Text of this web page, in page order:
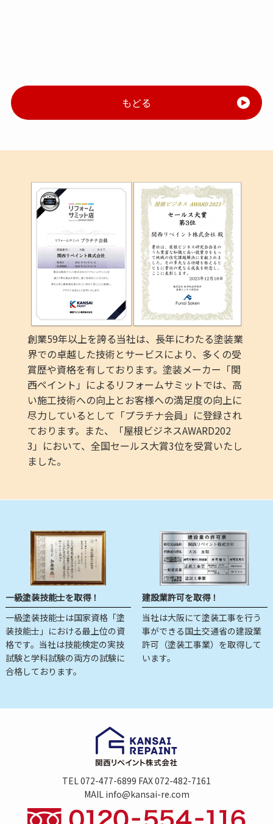
もどる
創業59年以上を誇る当社は、長年にわたる塗装業
界での卓越した技術とサービスにより、多くの受
賞歴や資格を有しております。塗装メーカー「関
西ペイント」によるリフォームサミットでは、高
い施工技術への向上とお客様への満足度の向上に
尽力しているとして「プラチナ会員」に登録され
ております。また、「屋根ビジネスAWARD202
3」において、全国セールス大賞3位を受賞いたし
ました。
一級塗装技能士を取得！
一級塗装技能士は国家資格「塗
装技能士」における最上位の資
格です。当社は技能検定の実技
試験と学科試験の両方の試験に
合格しております。
建設業許可を取得！
当社は大阪にて塗装工事を行う
事ができる国土交通省の建設業
許可（塗装工事業）を取得して
います。
TEL 072-477-6899 FAX 072-482-7161
MAIL info@kansai-re.com